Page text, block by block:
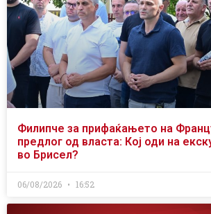
Филипче за прифаќањето на
предлог од власта: Кој оди на
во Брисел?
06/08/2026 16:52